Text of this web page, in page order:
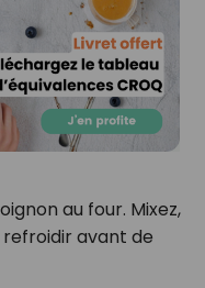
au four. Mixez,
refroidir avant de